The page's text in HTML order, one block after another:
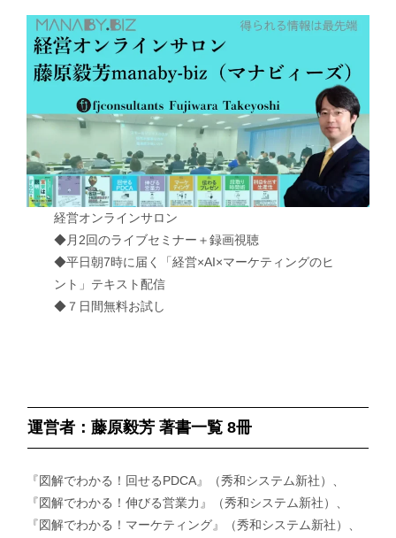
経営オンラインサロン
◆月2回のライブセミナー＋録画視聴
◆平日朝7時に届く「経営×AI×マーケティングのヒ
ント」テキスト配信
◆７日間無料お試し
運営者：藤原毅芳 著書一覧 8冊
『図解でわかる！回せるPDCA』（秀和システム新社）、
『図解でわかる！伸びる営業力』（秀和システム新社）、
『図解でわかる！マーケティング』（秀和システム新社）、